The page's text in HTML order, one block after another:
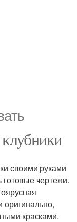
клубники
своими руками
готовые чертежи.
оригинально,
красками.